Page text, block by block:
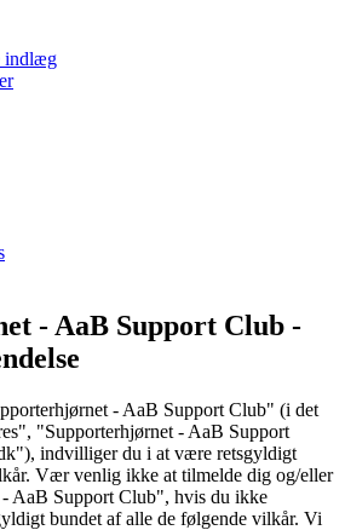
indlæg
- AaB Support Club -
- AaB Support Club" (i det
"Supporterhjørnet - AaB Support
indvilliger du i at være retsgyldigt
Vær venlig ikke at tilmelde dig og/eller
AaB Support Club", hvis du ikke
bundet af alle de følgende vilkår. Vi